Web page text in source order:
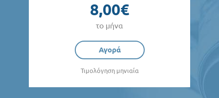
8,00€
το μήνα
Αγορά
Τιμολόγηση μηνιαία